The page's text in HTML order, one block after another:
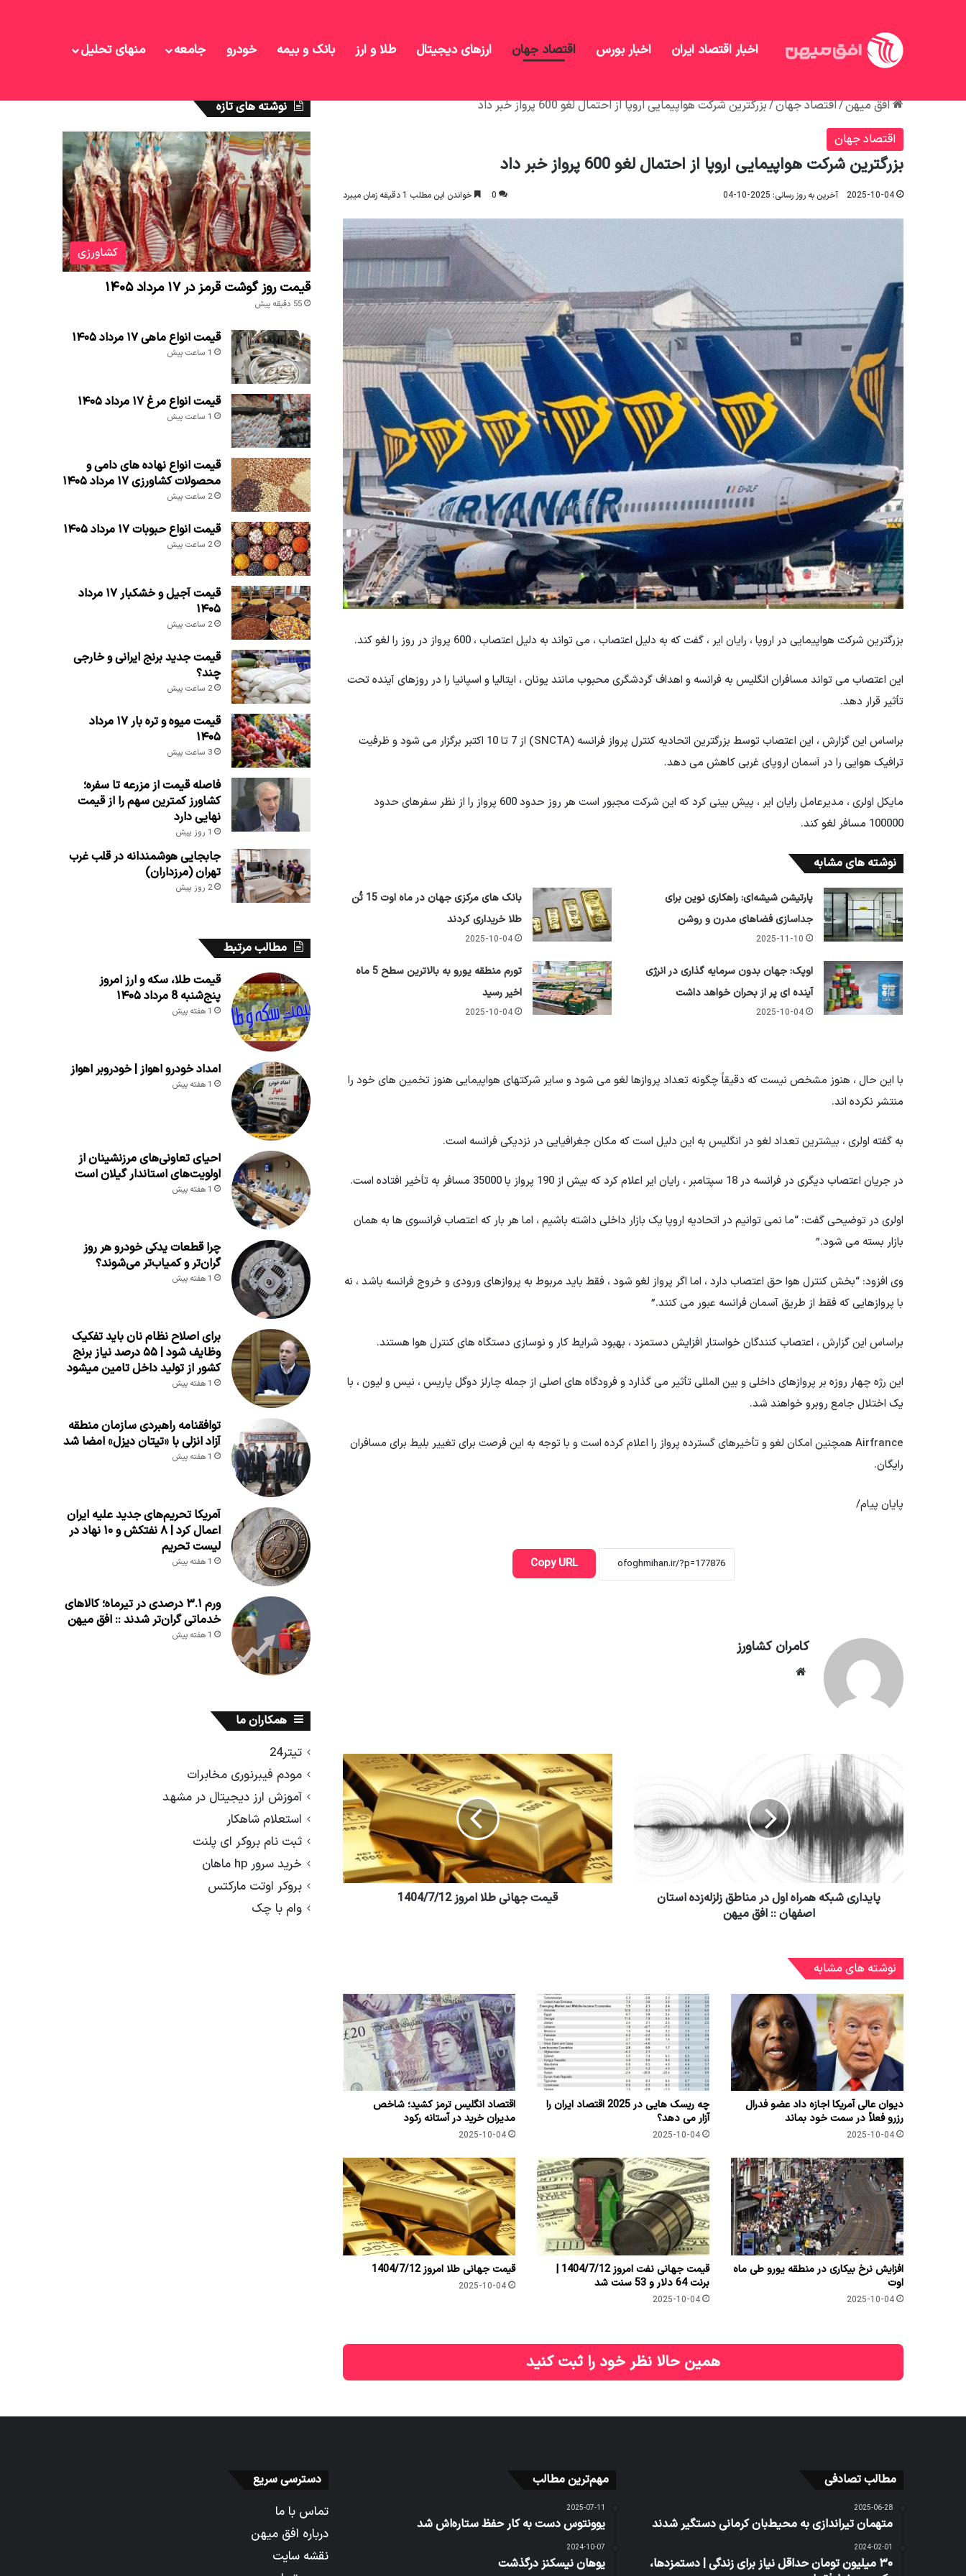
اخبار اقتصاد ایران اخبار بورس اقتصاد جهان ارزهای دیجیتال طلا و ارز بانک و بیمه خودرو جامعه منهای تحلیل
افق میهن/اقتصاد جهان/بزرگترین شرکت هواپیمایی اروپا از احتمال لغو 600 پرواز خبر داد
اقتصاد جهان
بزرگترین شرکت هواپیمایی اروپا از احتمال لغو 600 پرواز خبر داد
2025-10-04 آخرین به روز رسانی: 2025-10-04 0 خواندن این مطلب 1 دقیقه زمان میبرد
بزرگترین شرکت هواپیمایی در اروپا ، رایان ایر ، گفت که به دلیل اعتصاب ، می تواند به دلیل اعتصاب ، 600 پرواز در روز را لغو کند.
این اعتصاب می تواند مسافران انگلیس به فرانسه و اهداف گردشگری محبوب مانند یونان ، ایتالیا و اسپانیا را در روزهای آینده تحت
تأثیر قرار دهد.
براساس این گزارش ، این اعتصاب توسط بزرگترین اتحادیه کنترل پرواز فرانسه (SNCTA) از 7 تا 10 اکتبر برگزار می شود و ظرفیت
ترافیک هوایی را در آسمان اروپای غربی کاهش می دهد.
مایکل اولری ، مدیرعامل رایان ایر ، پیش بینی کرد که این شرکت مجبور است هر روز حدود 600 پرواز را از نظر سفرهای حدود
100000 مسافر لغو کند.
نوشته های مشابه
پارتیشن شیشه‌ای: راهکاری نوین برای
جداسازی فضاهای مدرن و روشن
2025-11-10
بانک های مرکزی جهان در ماه اوت 15 تُن
طلا خریداری کردند
2025-10-04
اوپک: جهان بدون سرمایه گذاری در انرژی
آینده ای پر از بحران خواهد داشت
2025-10-04
تورم منطقه یورو به بالاترین سطح 5 ماه
اخیر رسید
2025-10-04
با این حال ، هنوز مشخص نیست که دقیقاً چگونه تعداد پروازها لغو می شود و سایر شرکتهای هواپیمایی هنوز تخمین های خود را
منتشر نکرده اند.
به گفته اولری ، بیشترین تعداد لغو در انگلیس به این دلیل است که مکان جغرافیایی در نزدیکی فرانسه است.
در جریان اعتصاب دیگری در فرانسه در 18 سپتامبر ، رایان ایر اعلام کرد که بیش از 190 پرواز با 35000 مسافر به تأخیر افتاده است.
اولری در توضیحی گفت: “ما نمی توانیم در اتحادیه اروپا یک بازار داخلی داشته باشیم ، اما هر بار که اعتصاب فرانسوی ها به همان
بازار بسته می شود.”
وی افزود: “بخش کنترل هوا حق اعتصاب دارد ، اما اگر پرواز لغو شود ، فقط باید مربوط به پروازهای ورودی و خروج فرانسه باشد ، نه
با پروازهایی که فقط از طریق آسمان فرانسه عبور می کنند.”
براساس این گزارش ، اعتصاب کنندگان خواستار افزایش دستمزد ، بهبود شرایط کار و نوسازی دستگاه های کنترل هوا هستند.
این رژه چهار روزه بر پروازهای داخلی و بین المللی تأثیر می گذارد و فرودگاه های اصلی از جمله چارلز دوگل پاریس ، نیس و لیون ، با
یک اختلال جامع روبرو خواهند شد.
Airfrance همچنین امکان لغو و تأخیرهای گسترده پرواز را اعلام کرده است و با توجه به این فرصت برای تغییر بلیط برای مسافران
رایگان.
پایان پیام/
Copy URL
کامران کشاورز
پایداری شبکه همراه اول در مناطق زلزله‌زده استان
اصفهان :: افق میهن
قیمت جهانی طلا امروز 1404/7/12
نوشته های مشابه
دیوان عالی آمریکا اجازه داد عضو فدرال
رزرو فعلاً در سمت خود بماند
2025-10-04
چه ریسک هایی در 2025 اقتصاد ایران را
آزار می دهد؟
2025-10-04
اقتصاد انگلیس ترمز کشید؛ شاخص
مدیران خرید در آستانه رکود
2025-10-04
افزایش نرخ بیکاری در منطقه یورو طی ماه
اوت
2025-10-04
قیمت جهانی نفت امروز 1404/7/12 |
برنت 64 دلار و 53 سنت شد
2025-10-04
قیمت جهانی طلا امروز 1404/7/12
2025-10-04
همین حالا نظر خود را ثبت کنید
نوشته های تازه
کشاورزی
قیمت روز گوشت قرمز در ۱۷ مرداد ۱۴۰۵
55 دقیقه پیش
قیمت انواع ماهی ۱۷ مرداد ۱۴۰۵
1 ساعت پیش
قیمت انواع مرغ ۱۷ مرداد ۱۴۰۵
1 ساعت پیش
قیمت انواع نهاده های دامی و
محصولات کشاورزی ۱۷ مرداد ۱۴۰۵
2 ساعت پیش
قیمت انواع حبوبات ۱۷ مرداد ۱۴۰۵
2 ساعت پیش
قیمت آجیل و خشکبار ۱۷ مرداد
۱۴۰۵
2 ساعت پیش
قیمت جدید برنج ایرانی و خارجی
چند؟
2 ساعت پیش
قیمت میوه و تره بار ۱۷ مرداد
۱۴۰۵
3 ساعت پیش
فاصله قیمت از مزرعه تا سفره؛
کشاورز کمترین سهم را از قیمت
نهایی دارد
1 روز پیش
جابجایی هوشمندانه در قلب غرب
تهران (مرزداران)
2 روز پیش
مطالب مرتبط
قیمت طلا، سکه و ارز امروز
پنج‌شنبه 8 مرداد ۱۴۰۵
1 هفته پیش
امداد خودرو اهواز | خودروبر اهواز
1 هفته پیش
احیای تعاونی‌های مرزنشینان از
اولویت‌های استاندار گیلان است
1 هفته پیش
چرا قطعات یدکی خودرو هر روز
گران‌تر و کمیاب‌تر می‌شوند؟
1 هفته پیش
برای اصلاح نظام نان باید تفکیک
وظایف شود | ۵۵ درصد نیاز برنج
کشور از تولید داخل تامین میشود
1 هفته پیش
توافقنامه راهبردی سازمان منطقه
آزاد انزلی با «تیتان دیزل» امضا شد
1 هفته پیش
آمریکا تحریم‌های جدید علیه ایران
اعمال کرد | ۸ نفتکش و ۱۰ نهاد در
لیست تحریم
1 هفته پیش
ورم ۳.۱ درصدی در تیرماه؛ کالاهای
خدماتی گران‌تر شدند :: افق میهن
1 هفته پیش
همکاران ما
تیتر24
مودم فیبرنوری مخابرات
آموزش ارز دیجیتال در مشهد
استعلام شاهکار
ثبت نام بروکر ای پلنت
خرید سرور hp ماهان
بروکر اوتت مارکتس
وام با چک
مطالب تصادفی
2025-06-28
متهمان تیراندازی به محیط‌بان کرمانی دستگیر شدند
2024-02-01
۳۰ ميليون تومان حداقل نياز برای زندگی | دستمزدها،
مهم‌ترین مطالب
2025-07-11
یوونتوس دست به کار حفظ ستاره‌اش شد
2024-10-07
یوهان نیسکنز درگذشت
دسترسی سریع
تماس با ما
درباره افق میهن
نقشه سایت